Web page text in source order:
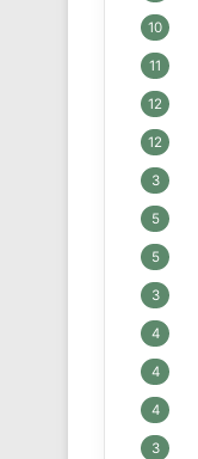
10
11
12
12
3
5
5
3
4
4
4
3